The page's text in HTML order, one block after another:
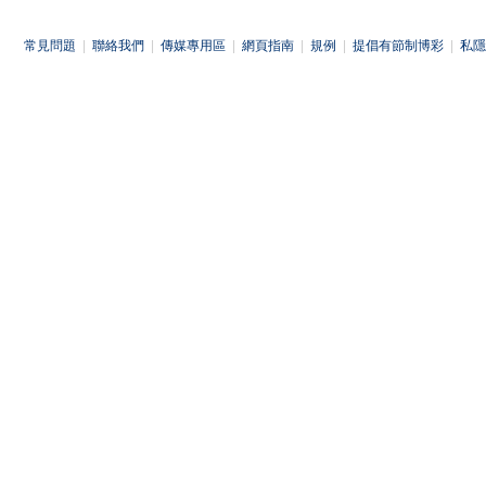
常見問題 聯絡我們 傳媒專用區 網頁指南 規例 提倡有節制博彩 私